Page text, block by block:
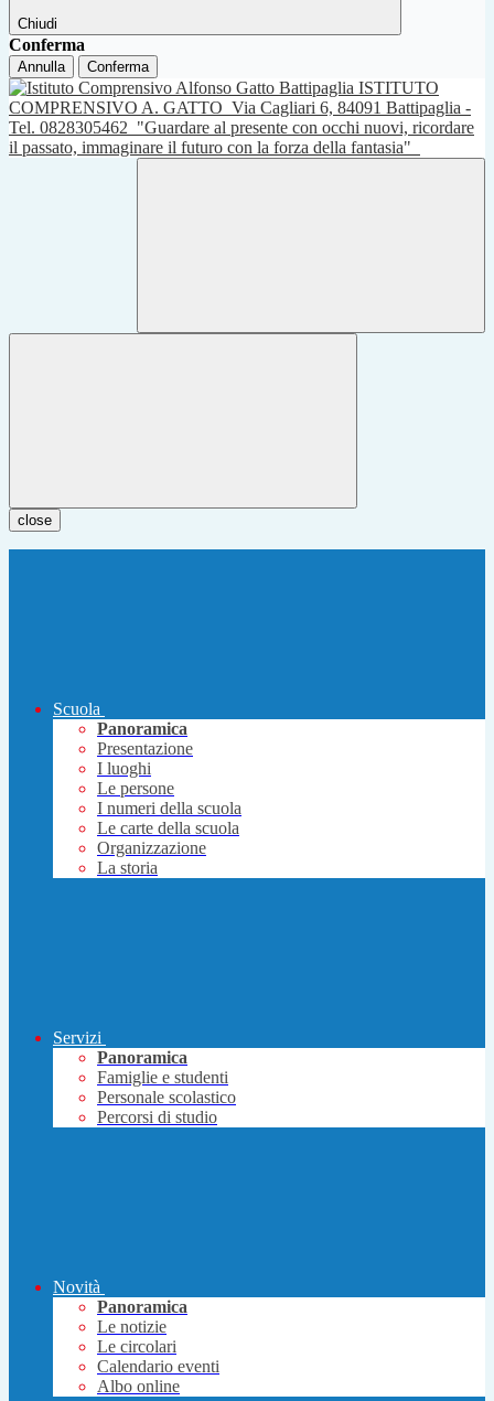
Chiudi
Conferma
Annulla Conferma
ISTITUTO
COMPRENSIVO A. GATTO Via Cagliari 6, 84091 Battipaglia -
Tel. 0828305462 "Guardare al presente con occhi nuovi, ricordare
il passato, immaginare il futuro con la forza della fantasia"
close
Scuola
Panoramica
Presentazione
I luoghi
Le persone
I numeri della scuola
Le carte della scuola
Organizzazione
La storia
Servizi
Panoramica
Famiglie e studenti
Personale scolastico
Percorsi di studio
Novità
Panoramica
Le notizie
Le circolari
Calendario eventi
Albo online